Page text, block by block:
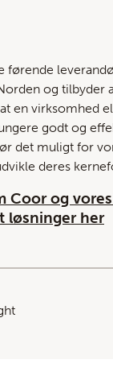
førende
og tilbyder
en virksomhed
godt og
det muligt for
deres
Coor og
løsninger her